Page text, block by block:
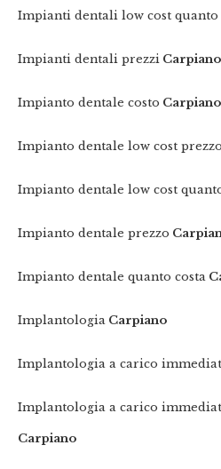
Impianti dentali low cost quanto
Impianti dentali prezzi Carpiano
Impianto dentale costo Carpiano
Impianto dentale low cost prezzo
Impianto dentale low cost
Impianto dentale prezzo
Impianto dentale quanto costa
Implantologia Carpiano
Implantologia a carico
Implantologia a carico
Carpiano